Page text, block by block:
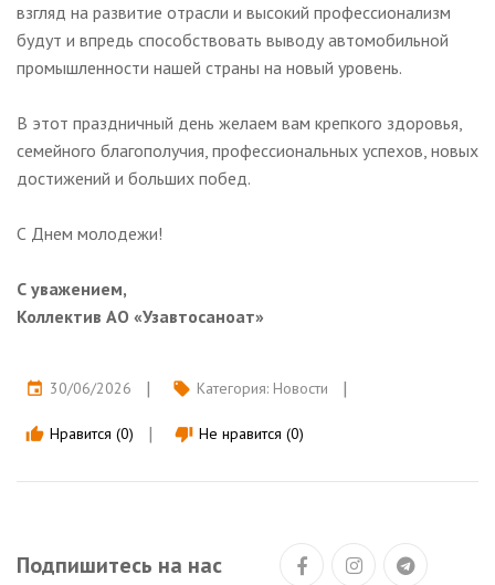
взгляд на развитие отрасли и высокий профессионализм
будут и впредь способствовать выводу автомобильной
промышленности нашей страны на новый уровень.
В этот праздничный день желаем вам крепкого здоровья,
семейного благополучия, профессиональных успехов, новых
достижений и больших побед.
С Днем молодежи!
С уважением,
Коллектив АО «Узавтосаноат»
event 30/06/2026 local_offer Категория: Новости
thumb_up Нравится (0) thumb_down Не нравится (0)
Подпишитесь на нас